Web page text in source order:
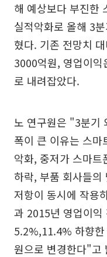
해 예상보다 부진한
실적악화로 올해 3
혔다. 기존 전망치
3000억원, 영업이
로 내려잡았다.
노 연구원은 "3분기
폭이 큰 이유는 스마
악화, 중저가 스마
하락, 부품 회사들
저항이 동시에 작용
과 2015년 영업이익
5.2%,11.4% 하향
원으로 변경한다"고